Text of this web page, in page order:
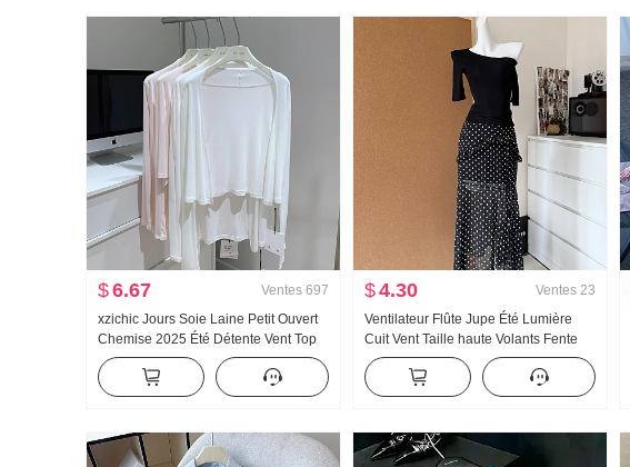
$6.67 Ventes 697
xzichic Jours Soie Laine Petit Ouvert
Chemise 2025 Été Détente Vent Top
Nouveau Tricoté Automne Épaule Fin
Manteau pour les femmes
$4.30 Ventes 23
Ventilateur Flûte Jupe Été Lumière
Cuit Vent Taille haute Volants Fente
Noir Pois Jupe mi-longue Jours Soie
Oblique Épaule Vêtements